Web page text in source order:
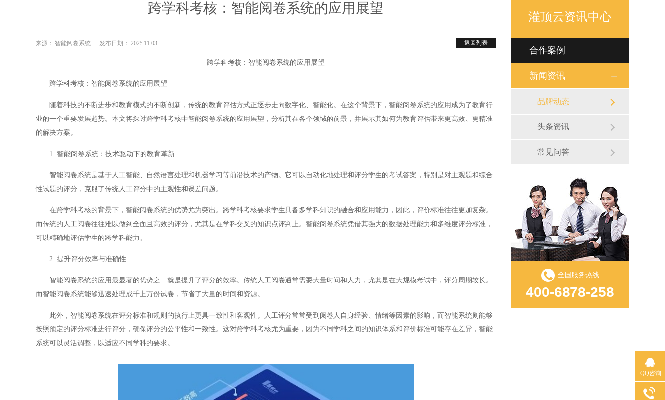
跨学科考核：智能阅卷系统的应用展望
返回列表
来源： 智能阅卷系统 发布日期： 2025.11.03
跨学科考核：智能阅卷系统的应用展望
跨学科考核：智能阅卷系统的应用展望
随着科技的不断进步和教育模式的不断创新，传统的教育评估方式正逐步走向数字化、智能化。在这个背景下，智能阅卷系统的应用成为了教育行
业的一个重要发展趋势。本文将探讨跨学科考核中智能阅卷系统的应用展望，分析其在各个领域的前景，并展示其如何为教育评估带来更高效、更精准
的解决方案。
1. 智能阅卷系统：技术驱动下的教育革新
智能阅卷系统是基于人工智能、自然语言处理和机器学习等前沿技术的产物。它可以自动化地处理和评分学生的考试答案，特别是对主观题和综合
性试题的评分，克服了传统人工评分中的主观性和误差问题。
在跨学科考核的背景下，智能阅卷系统的优势尤为突出。跨学科考核要求学生具备多学科知识的融合和应用能力，因此，评价标准往往更加复杂。
而传统的人工阅卷往往难以做到全面且高效的评分，尤其是在学科交叉的知识点评判上。智能阅卷系统凭借其强大的数据处理能力和多维度评分标准，
可以精确地评估学生的跨学科能力。
2. 提升评分效率与准确性
智能阅卷系统的应用最显著的优势之一就是提升了评分的效率。传统人工阅卷通常需要大量时间和人力，尤其是在大规模考试中，评分周期较长。
而智能阅卷系统能够迅速处理成千上万份试卷，节省了大量的时间和资源。
此外，智能阅卷系统在评分标准和规则的执行上更具一致性和客观性。人工评分常常受到阅卷人自身经验、情绪等因素的影响，而智能系统则能够
按照预定的评分标准进行评分，确保评分的公平性和一致性。这对跨学科考核尤为重要，因为不同学科之间的知识体系和评价标准可能存在差异，智能
系统可以灵活调整，以适应不同学科的要求。
灌顶云资讯中心
合作案例
新闻资讯
品牌动态
头条资讯
常见问答
全国服务热线
400-6878-258
QQ咨询